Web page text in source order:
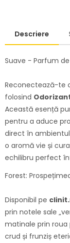
Descriere
Suave - Parfum
Reconectează-te
folosind
Această esență
pentru a aduce
direct în
o aromă vie și
echilibru perfect
Forest:
Disponibil pe
prin notele sale
matinale prin roua
crud și frunziș